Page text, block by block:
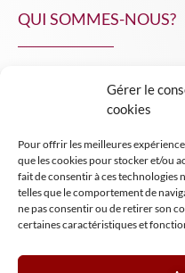
Gérer le
cookies
Pour offrir les meilleures
que les cookies pour stocker et/ou
fait de consentir à ces technologies
telles que le comportement de
ne pas consentir ou de retirer son
certaines caractéristiques et
QUI SOMMES-NOUS?
INSIGHT NPA